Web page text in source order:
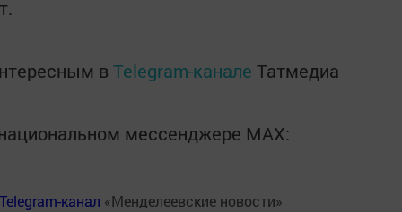
в Telegram-канале Татмедиа
мессенджере MАХ:
Telegram-канал «Менделеевские новости»